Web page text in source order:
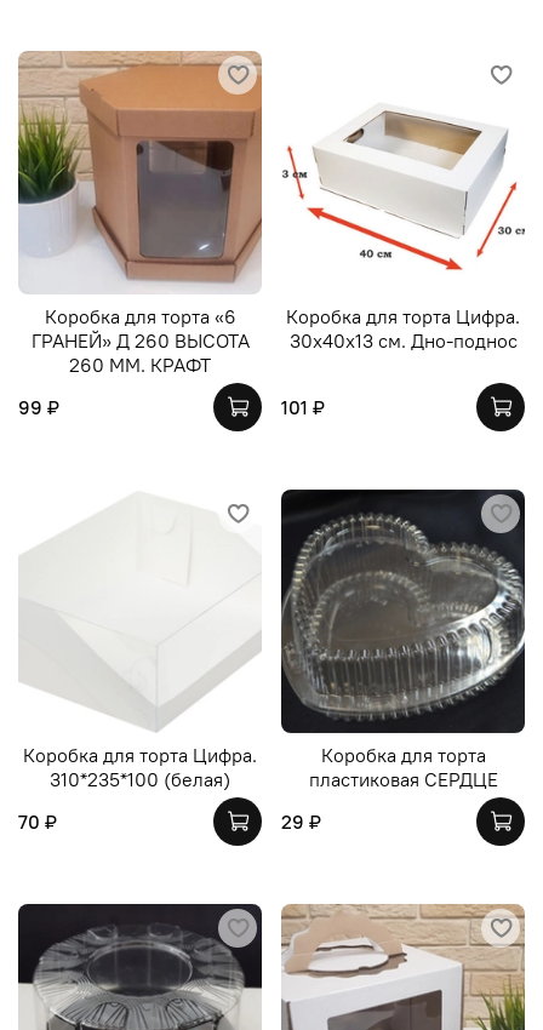
Коробка для торта «6
ГРАНЕЙ» Д 260 ВЫСОТА
260 ММ. КРАФТ
99 ₽
Коробка для торта Цифра.
30х40х13 см. Дно-поднос
101 ₽
Коробка для торта Цифра.
310*235*100 (белая)
70 ₽
Коробка для торта
пластиковая СЕРДЦЕ
29 ₽